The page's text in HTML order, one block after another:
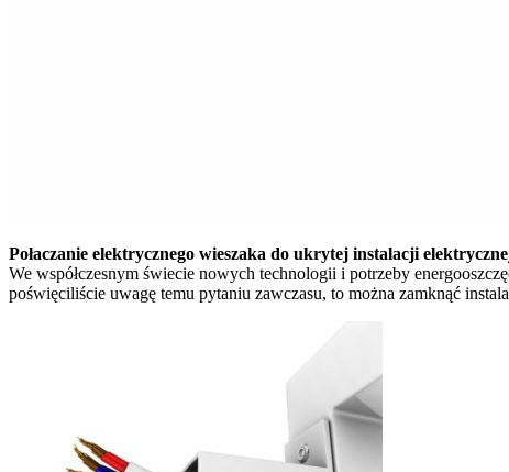
Połaczanie elektrycznego wieszaka do ukrytej instalacji
We współczesnym świecie nowych technologii i potrzeby
poświęciliście uwagę temu pytaniu zawczasu, to można zamknąć